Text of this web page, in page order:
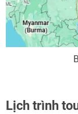
Lịch trình